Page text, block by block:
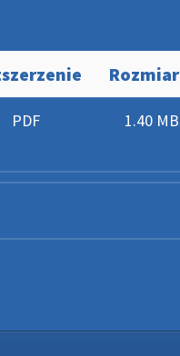
Rozmiar
PDF 1.40 MB